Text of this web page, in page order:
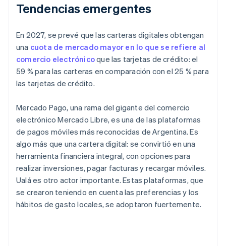
Tendencias emergentes
En 2027, se prevé que las carteras digitales obtengan
una cuota de mercado mayor en lo que se refiere al
comercio electrónicoque las tarjetas de crédito: el
59 % para las carteras en comparación con el 25 % para
las tarjetas de crédito.
Mercado Pago, una rama del gigante del comercio
electrónico Mercado Libre, es una de las plataformas
de pagos móviles más reconocidas de Argentina. Es
algo más que una cartera digital: se convirtió en una
herramienta financiera integral, con opciones para
realizar inversiones, pagar facturas y recargar móviles.
Ualá es otro actor importante. Estas plataformas, que
se crearon teniendo en cuenta las preferencias y los
hábitos de gasto locales, se adoptaron fuertemente.